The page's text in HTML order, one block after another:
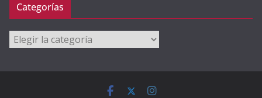
Categorías
Categorías